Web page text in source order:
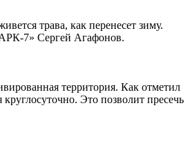
трава, как перенесет зиму.
7» Сергей Агафонов.
территория. Как отметил
Это позволит пресечь